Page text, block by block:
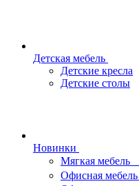
Детская мебель
Детские кресла
Детские столы
Новинки
Мягкая мебель
Офисная мебель